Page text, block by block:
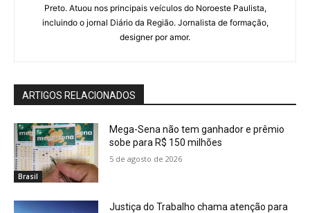
Preto. Atuou nos principais veículos do Noroeste Paulista,
incluindo o jornal Diário da Região. Jornalista de formação,
designer por amor.
ARTIGOS RELACIONADOS
Brasil
Mega-Sena não tem ganhador e prêmio
sobe para R$ 150 milhões
5 de agosto de 2026
Justiça do Trabalho chama atenção para